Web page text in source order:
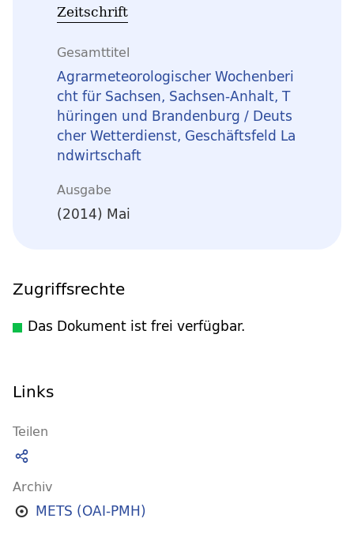
Zeitschrift
Gesamttitel
Agrarmeteorologischer Wochenberi
cht für Sachsen, Sachsen-Anhalt, T
hüringen und Brandenburg / Deuts
cher Wetterdienst, Geschäftsfeld La
ndwirtschaft
Ausgabe
(2014) Mai
Zugriffsrechte
Das Dokument ist frei verfügbar.
Links
Teilen
Archiv
METS (OAI-PMH)